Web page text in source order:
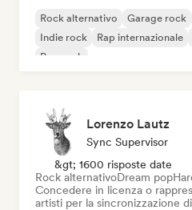
Rock alternativo Garage rock
Indie rock
Rap internazionale
Pop rock
Lorenzo Lautz
Sync Supervisor
&gt; 1600 risposte date
Rock alternativoDream pop
Concedere in licenza o
artisti per la sincronizzazione